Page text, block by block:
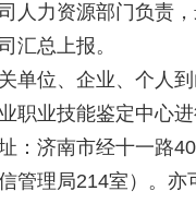
人力资源部门负责
汇总上报。
单位、企业、个人
职业技能鉴定中心
：济南市经十一路
管理局214室）。亦